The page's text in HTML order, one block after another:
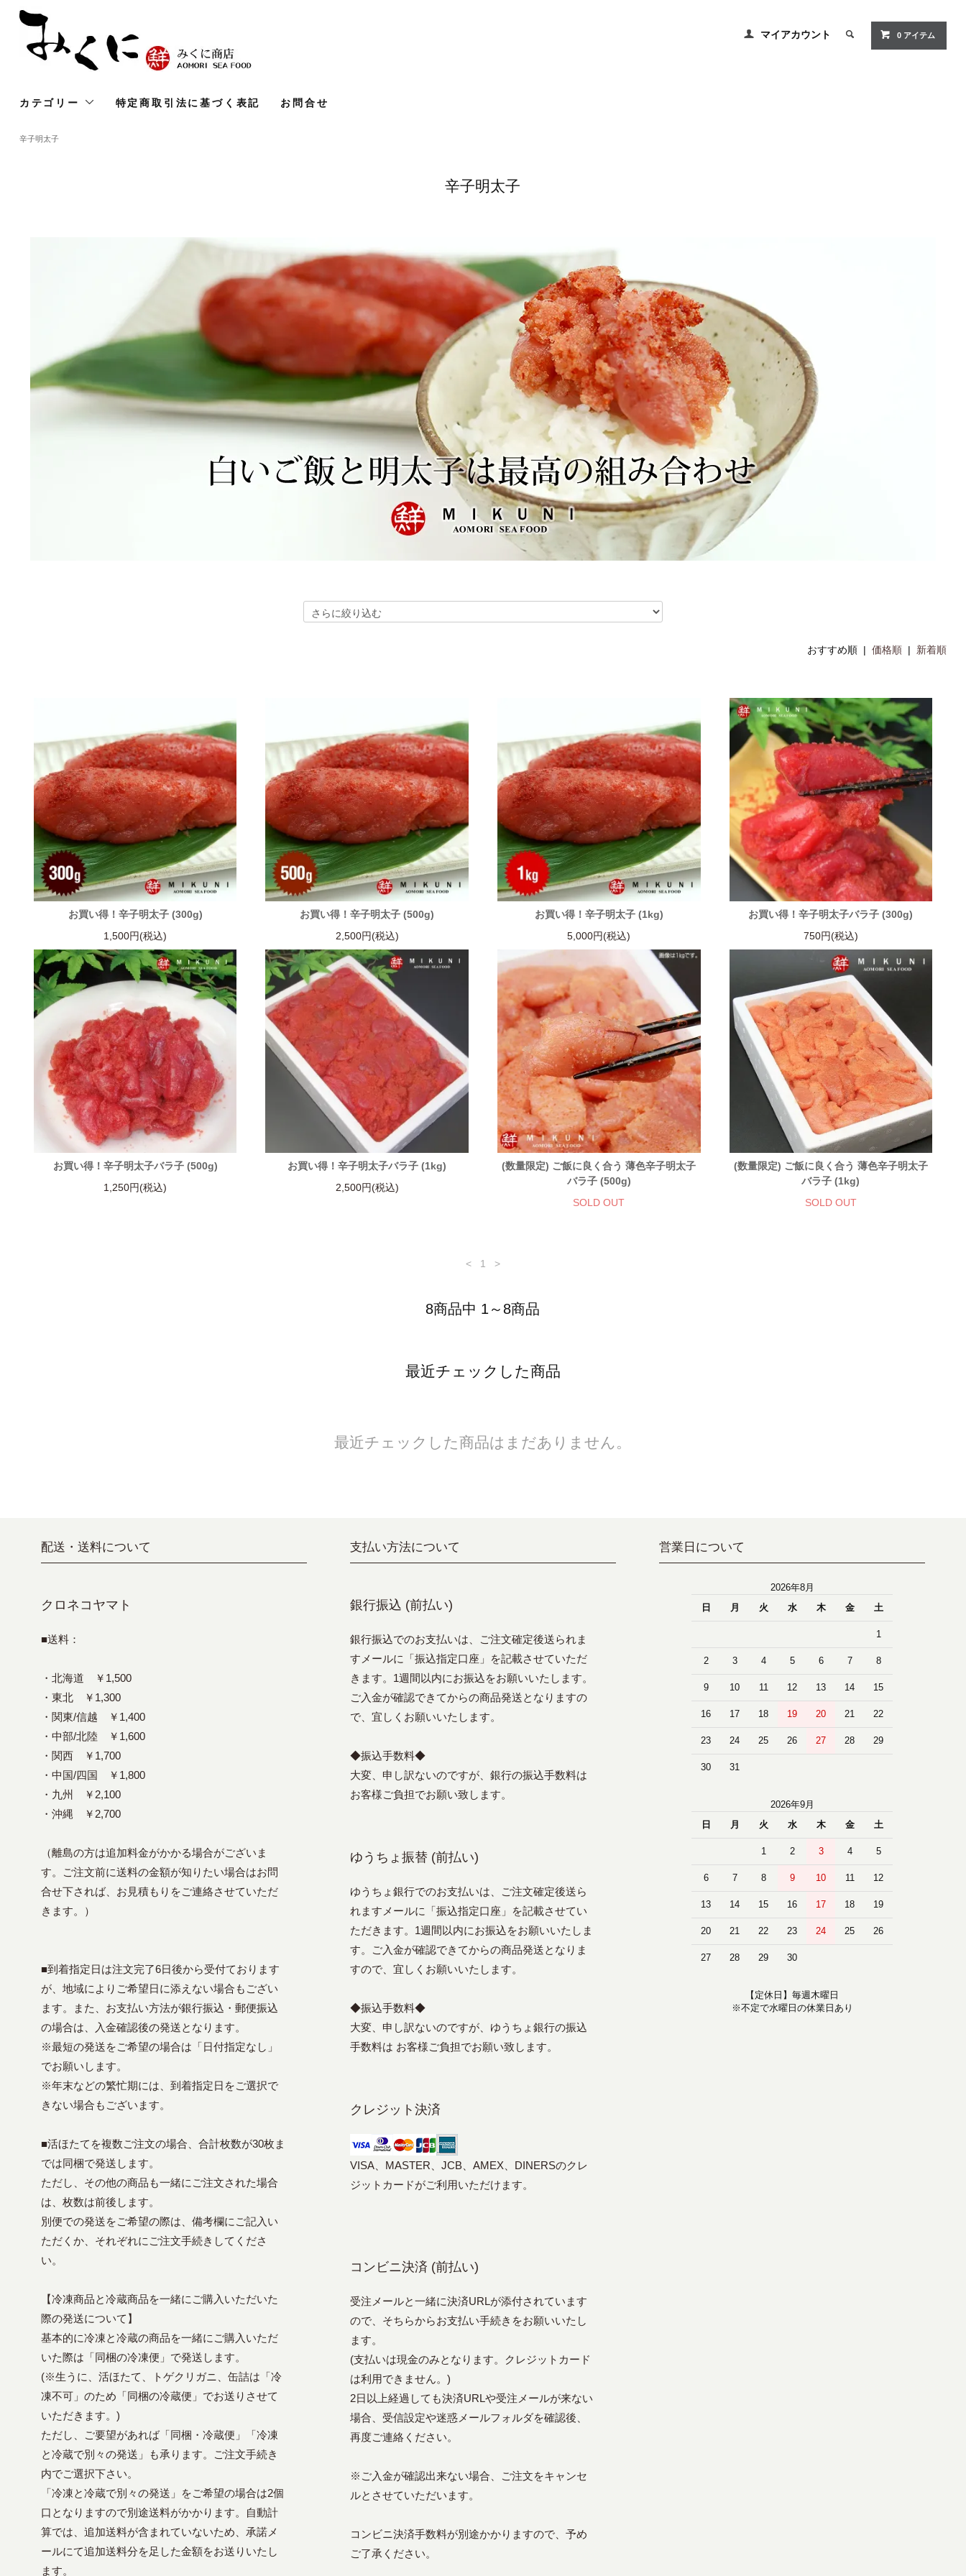
マイアカウント 0 アイテム
カテゴリー 特定商取引法に基づく表記 お問合せ
辛子明太子
辛子明太子
おすすめ順 |価格順 | 新着順
お買い得！辛子明太子 (300g)
1,500円(税込)
お買い得！辛子明太子 (500g)
2,500円(税込)
お買い得！辛子明太子 (1kg)
5,000円(税込)
お買い得！辛子明太子バラ子 (300g)
750円(税込)
お買い得！辛子明太子バラ子 (500g)
1,250円(税込)
お買い得！辛子明太子バラ子 (1kg)
2,500円(税込)
(数量限定) ご飯に良く合う 薄色辛子明太子
バラ子 (500g)
SOLD OUT
(数量限定) ご飯に良く合う 薄色辛子明太子
バラ子 (1kg)
SOLD OUT
< 1 >
8商品中 1～8商品
最近チェックした商品
最近チェックした商品はまだありません。
配送・送料について
クロネコヤマト
■送料：
・北海道 ￥1,500
・東北 ￥1,300
・関東/信越 ￥1,400
・中部/北陸 ￥1,600
・関西 ￥1,700
・中国/四国 ￥1,800
・九州 ￥2,100
・沖縄 ￥2,700
（離島の方は追加料金がかかる場合がございま
す。ご注文前に送料の金額が知りたい場合はお問
合せ下されば、お見積もりをご連絡させていただ
きます。）
■到着指定日は注文完了6日後から受付ております
が、地域によりご希望日に添えない場合もござい
ます。また、お支払い方法が銀行振込・郵便振込
の場合は、入金確認後の発送となります。
※最短の発送をご希望の場合は「日付指定なし」
でお願いします。
※年末などの繁忙期には、到着指定日をご選択で
きない場合もございます。
■活ほたてを複数ご注文の場合、合計枚数が30枚ま
では同梱で発送します。
ただし、その他の商品も一緒にご注文された場合
は、枚数は前後します。
別便での発送をご希望の際は、備考欄にご記入い
ただくか、それぞれにご注文手続きしてくださ
い。
【冷凍商品と冷蔵商品を一緒にご購入いただいた
際の発送について】
基本的に冷凍と冷蔵の商品を一緒にご購入いただ
いた際は「同梱の冷凍便」で発送します。
(※生うに、活ほたて、トゲクリガニ、缶詰は「冷
凍不可」のため「同梱の冷蔵便」でお送りさせて
いただきます。)
ただし、ご要望があれば「同梱・冷蔵便」「冷凍
と冷蔵で別々の発送」も承ります。ご注文手続き
内でご選択下さい。
「冷凍と冷蔵で別々の発送」をご希望の場合は2個
口となりますので別途送料がかかります。自動計
算では、追加送料が含まれていないため、承諾メ
ールにて追加送料分を足した金額をお送りいたし
ます。
支払い方法について
銀行振込 (前払い)
銀行振込でのお支払いは、ご注文確定後送られま
すメールに「振込指定口座」を記載させていただ
きます。1週間以内にお振込をお願いいたします。
ご入金が確認できてからの商品発送となりますの
で、宜しくお願いいたします。
◆振込手数料◆
大変、申し訳ないのですが、銀行の振込手数料は
お客様ご負担でお願い致します。
ゆうちょ振替 (前払い)
ゆうちょ銀行でのお支払いは、ご注文確定後送ら
れますメールに「振込指定口座」を記載させてい
ただきます。1週間以内にお振込をお願いいたしま
す。ご入金が確認できてからの商品発送となりま
すので、宜しくお願いいたします。
◆振込手数料◆
大変、申し訳ないのですが、ゆうちょ銀行の振込
手数料は お客様ご負担でお願い致します。
クレジット決済
VISA、MASTER、JCB、AMEX、DINERSのクレ
ジットカードがご利用いただけます。
コンビニ決済 (前払い)
受注メールと一緒に決済URLが添付されています
ので、そちらからお支払い手続きをお願いいたし
ます。
(支払いは現金のみとなります。クレジットカード
は利用できません。)
2日以上経過しても決済URLや受注メールが来ない
場合、受信設定や迷惑メールフォルダを確認後、
再度ご連絡ください。
※ご入金が確認出来ない場合、ご注文をキャンセ
ルとさせていただいます。
コンビニ決済手数料が別途かかりますので、予め
ご了承ください。
営業日について
2026年8月
日
月 火 水 木 金 土
1
2 3 4 5 6 7 8
9 10 11 12 13 14 15
16 17 18 19 20 21 22
23 24 25 26 27 28 29
30 31
2026年9月
日
月 火 水 木 金 土
1 2 3 4 5
6 7 8 9 10 11 12
13 14 15 16 17 18 19
20 21 22 23 24 25 26
27 28 29 30
【定休日】毎週木曜日
※不定で水曜日の休業日あり